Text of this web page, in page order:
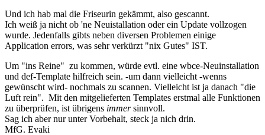
Und ich hab mal die Friseurin gekämmt, also gescannt.
Ich weiß ja nicht ob 'ne Neuistallation oder ein Update vollzogen
wurde. Jedenfalls gibts neben diversen Problemen einige
Application errors, was sehr verkürzt "nix Gutes" IST.
Um "ins Reine" zu kommen, würde evtl. eine wbce-Neuinstallation
und def-Template hilfreich sein. -um dann vielleicht -wenns
gewünscht wird- nochmals zu scannen. Vielleicht ist ja danach "die
Luft rein". Mit den mitgelieferten Templates erstmal alle Funktionen
zu überprüfen, ist übrigens immersinnvoll.
Sag ich aber nur unter Vorbehalt, steck ja nich drin.
MfG. Evaki